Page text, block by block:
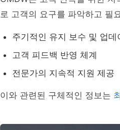
로 고객의 요구를 파악하고 필
주기적인 유지 보수 및 업데
고객 피드백 반영 체계
전문가의 지속적 지원 제공
이와 관련된 구체적인 정보는